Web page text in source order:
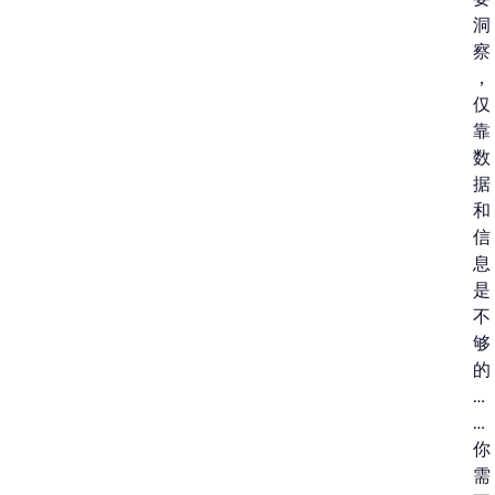
洞
察
，
仅
靠
数
据
和
信
息
是
不
够
的
…
…
你
需